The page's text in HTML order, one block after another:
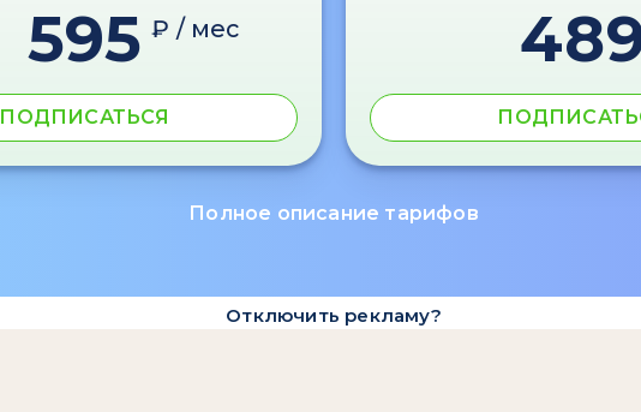
595 ₽ / мес
ПОДПИСАТЬСЯ
Полное описание тарифов
Отключить рекламу?